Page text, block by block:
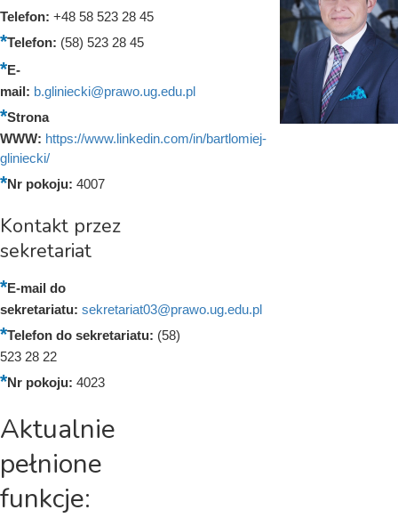
Telefon: +48 58 523 28 45
Telefon: (58) 523 28 45
E-
mail: b.gliniecki@prawo.ug.edu.pl
Strona
WWW: https://www.linkedin.com/in/bartlomiej-
gliniecki/
Nr pokoju: 4007
Kontakt przez
sekretariat
E-mail do
sekretariatu: sekretariat03@prawo.ug.edu.pl
Telefon do sekretariatu: (58)
523 28 22
Nr pokoju: 4023
Aktualnie
pełnione
funkcje: